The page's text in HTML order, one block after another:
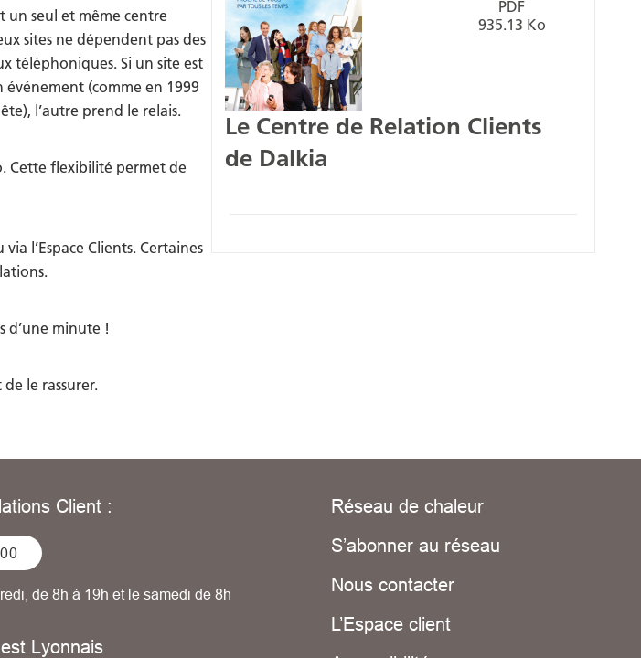
un seul et même centre
sites ne dépendent pas des
téléphoniques. Si un site est
événement (comme en 1999
l’autre prend le relais.
Cette flexibilité permet de
l’Espace Clients. Certaines
d’une minute !
le rassurer.
PDF
935.13 Ko
Le Centre de Relation Clients
de Dalkia
Client :
de 8h à 19h et le samedi de 8h
Lyonnais
Réseau de chaleur
S’abonner au réseau
Nous contacter
L’Espace client